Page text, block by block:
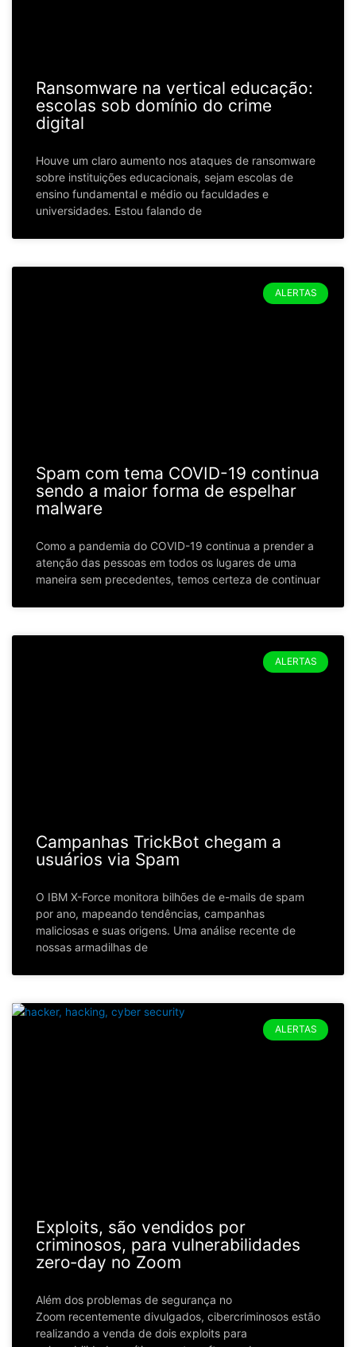
Ransomware na vertical educação:
escolas sob domínio do crime
digital
Houve um claro aumento nos ataques de ransomware
sobre instituições educacionais, sejam escolas de
ensino fundamental e médio ou faculdades e
universidades. Estou falando de
ALERTAS
Spam com tema COVID-19 continua
sendo a maior forma de espelhar
malware
Como a pandemia do COVID-19 continua a prender a
atenção das pessoas em todos os lugares de uma
maneira sem precedentes, temos certeza de continuar
ALERTAS
Campanhas TrickBot chegam a
usuários via Spam
O IBM X-Force monitora bilhões de e-mails de spam
por ano, mapeando tendências, campanhas
maliciosas e suas origens. Uma análise recente de
nossas armadilhas de
ALERTAS
Exploits, são vendidos por
criminosos, para vulnerabilidades
zero‑day no Zoom
Além dos problemas de segurança no
Zoom recentemente divulgados, cibercriminosos estão
realizando a venda de dois exploits para